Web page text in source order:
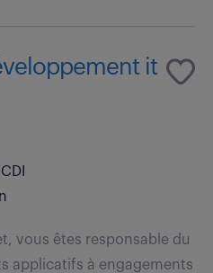
it
CDI
vous êtes responsable du
applicatifs à engagements